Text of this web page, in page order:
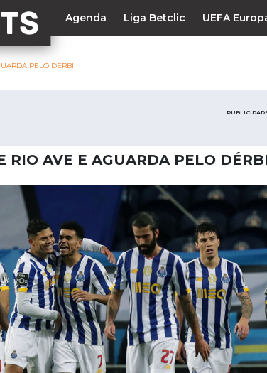
Agenda Liga Betclic UEFA
UEFA
Premier League
La Liga
Bundesliga
Serie A
Ligue 1
Süper Lig
Saudi Pro
MLS
Brasileirão
PELO DÉRBI
RIO AVE E AGUARDA PELO